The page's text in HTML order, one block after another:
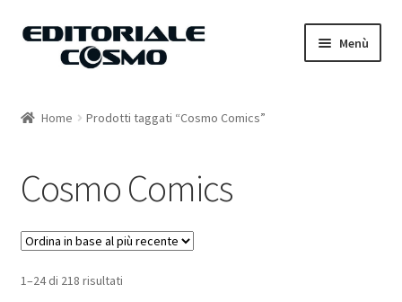
Vai
Vai
Menù
Carrello
Il mio account
Home Prodotti taggati “Cosmo Comics”
Cosmo Comics
1–24 di 218 risultati